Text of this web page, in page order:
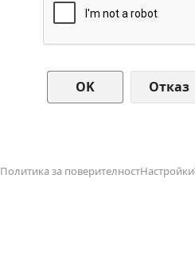
Отказ
Политика за поверителностНастройки